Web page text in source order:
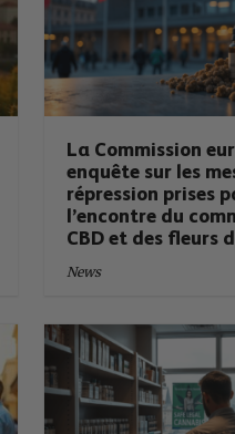
La Commission
enquête sur les
répression prises
l’encontre du
CBD et des fleurs
News